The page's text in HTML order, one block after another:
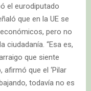
el eurodiputado
que en la UE se
pero no
ciudadanía. “Esa es,
que siente
afirmó que el ‘Pilar
todavía no es